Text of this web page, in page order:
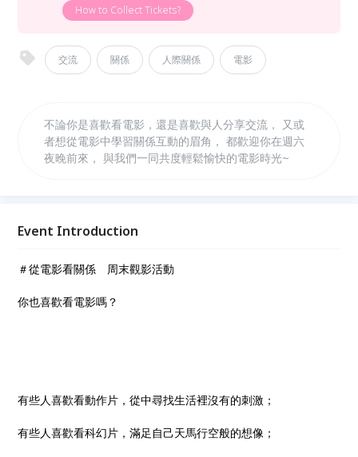
How to Collect Tickets?
交流 關係 人際關係 電影
不論你是喜歡看電影，還是喜歡與人分享交流， 又或
者想從電影中學習關係互動的眉角， 都歡迎你在週六
夜晚前來， 與我們一同共度輕鬆愉快的電影時光~
Event Introduction
＃從電影看關係 周末觀影活動
你也喜歡看電影嗎？
有些人喜歡看動作片，從中尋找生活裡沒有的刺激；
有些人喜歡看科幻片，滿足自己天馬行空般的想像；